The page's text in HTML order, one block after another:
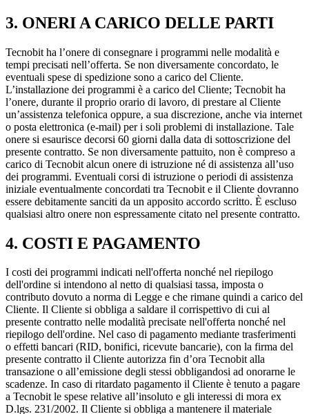
3. ONERI A CARICO DELLE PARTI
Tecnobit ha l’onere di consegnare i programmi nelle modalità e
tempi precisati nell’offerta. Se non diversamente concordato, le
eventuali spese di spedizione sono a carico del Cliente.
L’installazione dei programmi è a carico del Cliente; Tecnobit ha
l’onere, durante il proprio orario di lavoro, di prestare al Cliente
un’assistenza telefonica oppure, a sua discrezione, anche via internet
o posta elettronica (e-mail) per i soli problemi di installazione. Tale
onere si esaurisce decorsi 60 giorni dalla data di sottoscrizione del
presente contratto. Se non diversamente pattuito, non è compreso a
carico di Tecnobit alcun onere di istruzione né di assistenza all’uso
dei programmi. Eventuali corsi di istruzione o periodi di assistenza
iniziale eventualmente concordati tra Tecnobit e il Cliente dovranno
essere debitamente sanciti da un apposito accordo scritto. È escluso
qualsiasi altro onere non espressamente citato nel presente contratto.
4. COSTI E PAGAMENTO
I costi dei programmi indicati nell'offerta nonché nel riepilogo
dell'ordine si intendono al netto di qualsiasi tassa, imposta o
contributo dovuto a norma di Legge e che rimane quindi a carico del
Cliente. Il Cliente si obbliga a saldare il corrispettivo di cui al
presente contratto nelle modalità precisate nell'offerta nonché nel
riepilogo dell'ordine. Nel caso di pagamento mediante trasferimenti
o effetti bancari (RID, bonifici, ricevute bancarie), con la firma del
presente contratto il Cliente autorizza fin d’ora Tecnobit alla
transazione o all’emissione degli stessi obbligandosi ad onorarne le
scadenze. In caso di ritardato pagamento il Cliente è tenuto a pagare
a Tecnobit le spese relative all’insoluto e gli interessi di mora ex
D.lgs. 231/2002. Il Cliente si obbliga a mantenere il materiale